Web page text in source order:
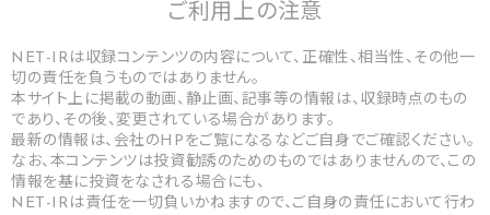
ご利用上の注意
NET-IRは収録コンテンツの内容について、正確性、相当性、その他一
切の責任を負うものではありません。
本サイト上に掲載の動画、静止画、記事等の情報は、収録時点のもの
であり、その後、変更されている場合があります。
最新の情報は、会社のHPをご覧になるなどご自身でご確認ください。
なお、本コンテンツは投資勧誘のためのものではありませんので、この
情報を基に投資をなされる場合にも、
NET-IRは責任を一切負いかねますので、ご自身の責任において行わ